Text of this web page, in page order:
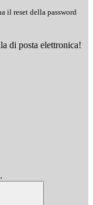
il reset della password
di posta elettronica!